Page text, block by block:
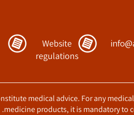
Website
regulations
medical advice. For any
medicine products, it is mandatory to